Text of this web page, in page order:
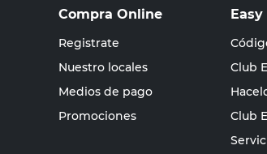
Compra Online
Registrate
Nuestro locales
Medios de pago
Promociones
Easy
Club
Club